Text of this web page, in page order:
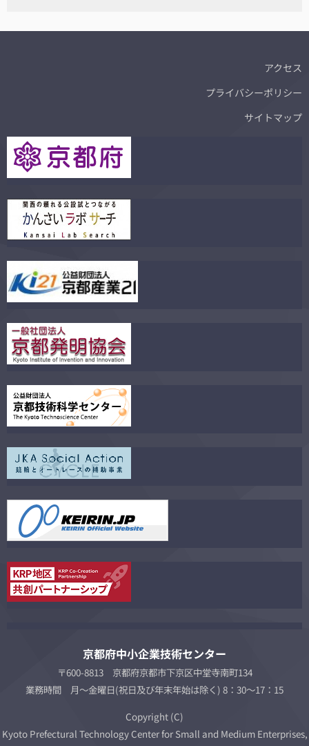
アクセス
プライバシーポリシー
サイトマップ
京都府中小企業技術センター
〒600-8813 京都府京都市下京区中堂寺南町134
業務時間 月～金曜日(祝日及び年末年始は除く) 8：30～17：15
Copyright (C)
Kyoto Prefectural Technology Center for Small and Medium Enterprises,